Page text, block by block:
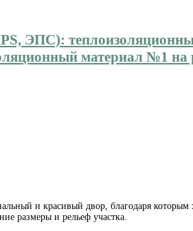
материал №1
и красивый двор, благодаря которым
размеры и рельеф участка.